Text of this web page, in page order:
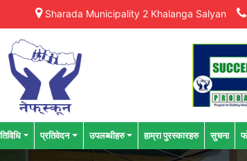
Sharada Municipality 2 Khalanga Salyan
प्रतिवेदन उपलब्धीहरु हाम्रा पुरस्कारहरु सुचना